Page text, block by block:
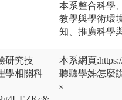
本系整合科學
教學與學術環
知、推廣科學
研究技
學相關科
本系網頁
聽聽學姊怎麼
s